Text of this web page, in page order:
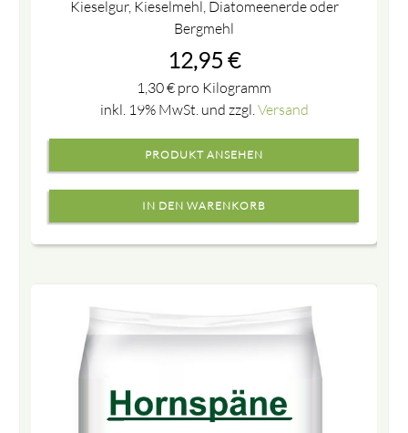
Kieselgur, Kieselmehl, Diatomeenerde oder
Bergmehl
12,95 €
1,30€ pro Kilogramm
inkl. 19% MwSt. und zzgl.Versand
PRODUKT ANSEHEN